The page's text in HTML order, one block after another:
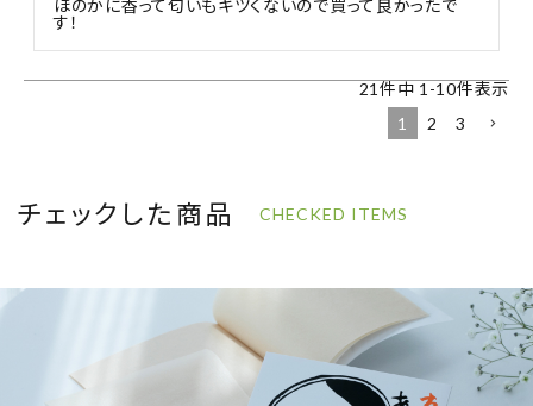
ほのかに香って匂いもキツくないので買って良かったで
す！
21 件中 1 -10件表示
1
2 3
チェックした商品 CHECKED ITEMS